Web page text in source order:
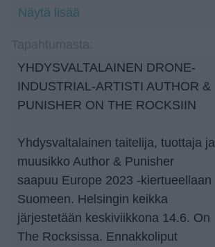
Näytä lisää
YHDYSVALTALAINEN DRONE-
INDUSTRIAL-ARTISTI AUTHOR &
PUNISHER ON THE ROCKSIIN
Yhdysvaltalainen taitelija, tuottaja ja
muusikko Author & Punisher
saapuu Europe 2023 -kiertueellaan
Suomeen. Helsingin keikka
järjestetään keskiviikkona 14.6. On
The Rocksissa. Ennakkoliput